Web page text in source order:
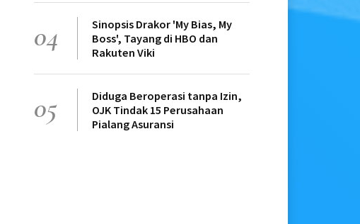
04
Sinopsis Drakor 'My Bias, My
Boss', Tayang di HBO dan
Rakuten Viki
05
Diduga Beroperasi tanpa Izin,
OJK Tindak 15 Perusahaan
Pialang Asuransi